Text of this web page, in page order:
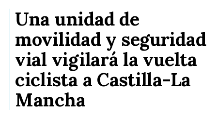
Una unidad de
movilidad y seguridad
vial vigilará la vuelta
ciclista a Castilla-La
Mancha